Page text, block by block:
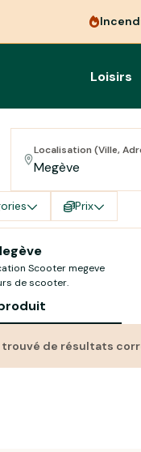
Loisirs
Localisation (Ville,
Prix
Scooter megeve
de scooter.
trouvé de résultats